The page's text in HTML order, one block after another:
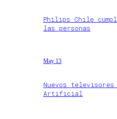
Philips Chile
las personas
May 13
Nuevos televisores
Artificial